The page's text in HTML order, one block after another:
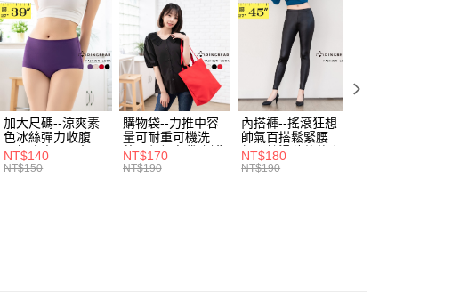
【注意事項】
1.本服務係由「台灣大哥大股份有限公司」（以下簡稱本公司）所提供，讓
用戶於交易時，得透過本服務購買商品或服務，並由商店將買賣／分期付
款買賣價金債權讓與本公司後，依約使用本公司帳單繳交帳款。
2.基於同意付款使用「大哥付你分期」之契約關係目的，商店將以您的個人
資料（包含姓名、電話或地址）提供予台灣大哥大進項蒐集、處理及利
用，由本公司與您本人進行分期帳單所需資料之確認、核對及更正。
3.完整用戶服務條款，請詳閱以下連結：https://oppay.tw/userRule
３．收到繳費通知簡訊後14天內，點擊此簡訊中的連結，可透過四大超商
／ATM／網路銀行／等多元方式進行付款，方視為交易完成。
※ 請注意：結帳手續完成當下不需立刻繳費，但若您需要取消訂單，請聯
絡購買商品的店家。未經商家同意取消之訂單仍視為有效，需透過AFTEE
先享後付繳納相關費用。
※ 交易是否成功請以「AFTEE先享後付 」之結帳頁面顯示為準，若有關於
是否繳費成功／繳費後需取消欲退款等相關疑問，請聯繫「AFTEE先享後
付客戶支援中心」https://netprotections.freshdesk.com/support/home
【注意事項】
１．透過由恩沛科技股份有限公司提供之「AFTEE先享後付」服務完成之
每筆NT$70，滿NT$699(含以上)免運費
7-11取貨付款
每筆NT$70，滿NT$799(含以上)免運費
付款後7-11取貨
每筆NT$70，滿NT$699(含以上)免運費
宅配
加大尺碼--涼爽素
色冰絲彈力收腹提
臀無痕中腰三角內
褲(黑.紅.粉.紫L-
NT$140
NT$150
購物袋--力推中容
量可耐重可機洗烘
乾環保帆布袋/側背
包(黑.紅.米F)-
NT$170
NT$190
內搭褲--搖滾狂想
帥氣百搭鬆緊腰頭
超彈絲滑薄款仿皮
褲(黑XL-6L)-R179
NT$180
NT$190